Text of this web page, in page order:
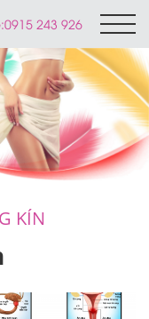
0915 243 926
KÍN